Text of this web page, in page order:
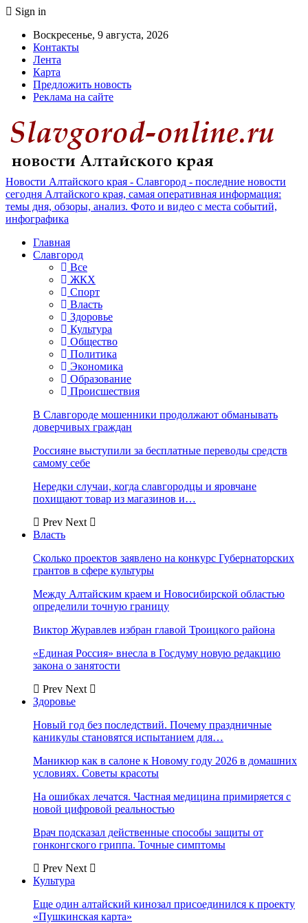
Sign in
Воскресенье, 9 августа, 2026
Контакты
Лента
Карта
Предложить новость
Реклама на сайте
Новости Алтайского края - Славгород - последние новости
сегодня Алтайского края, самая оперативная информация:
темы дня, обзоры, анализ. Фото и видео с места событий,
инфографика
Главная
Славгород
Все
ЖКХ
Спорт
Власть
Здоровье
Культура
Общество
Политика
Экономика
Образование
Происшествия
В Славгороде мошенники продолжают обманывать
доверчивых граждан
Россияне выступили за бесплатные переводы средств
самому себе
Нередки случаи, когда славгородцы и яровчане
похищают товар из магазинов и…
Prev Next
Власть
Сколько проектов заявлено на конкурс Губернаторских
грантов в сфере культуры
Между Алтайским краем и Новосибирской областью
определили точную границу
Виктор Журавлев избран главой Троицкого района
«Единая Россия» внесла в Госдуму новую редакцию
закона о занятости
Prev Next
Здоровье
Новый год без последствий. Почему праздничные
каникулы становятся испытанием для…
Маникюр как в салоне к Новому году 2026 в домашних
условиях. Советы красоты
На ошибках лечатся. Частная медицина примиряется с
новой цифровой реальностью
Врач подсказал действенные способы защиты от
гонконгского гриппа. Точные симптомы
Prev Next
Культура
Еще один алтайский кинозал присоединился к проекту
«Пушкинская карта»